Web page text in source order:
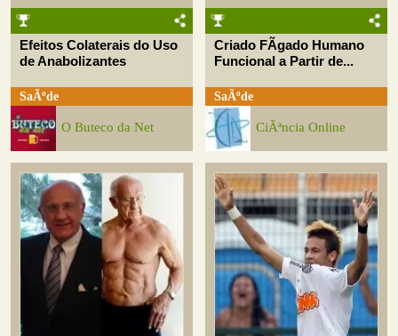
Efeitos Colaterais do Uso
de Anabolizantes
SaÃºde
O Buteco da Net
Criado FÃ­gado Humano
Funcional a Partir de...
SaÃºde
CiÃªncia Online